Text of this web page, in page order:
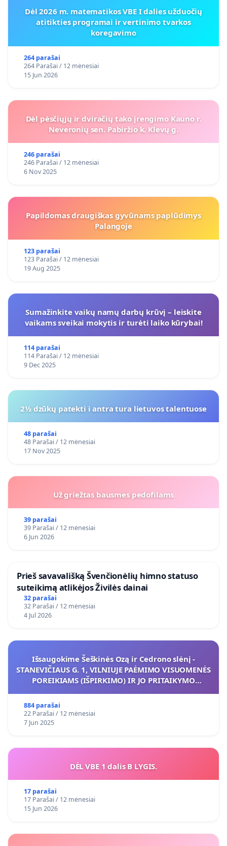
Dėl 2026 m. matematikos VBE I dalies užduočių
atitikties programai ir vertinimo tvarkos
koregavimo
264 parašai
264 Parašai / 12 mėnesiai
15 Jun 2026
Dėl pėsčiųjų ir dviračių tako įrengimo Kauno r.
Neveronių sen. Pabiržio k. Klevų g.
246 parašai
246 Parašai / 12 mėnesiai
6 Nov 2025
Papildomas draugiškas gyvūnams paplūdimys
Palangoje
123 parašai
123 Parašai / 12 mėnesiai
19 Aug 2025
Sumažinkite vaikų namų darbų krūvį – leiskite
vaikams sveikai mokytis ir turėti laiko kūrybai!
114 parašai
114 Parašai / 12 mėnesiai
9 Dec 2025
2½ dzūkų patekti i antra tura lietuvos talentuose
48 parašai
48 Parašai / 12 mėnesiai
17 Nov 2025
Už griežtas bausmes pedofilams
39 parašai
39 Parašai / 12 mėnesiai
6 Jun 2026
​Prieš savavališką Švenčionėlių himno statuso
suteikimą atlikėjos Živilės dainai
32 parašai
32 Parašai / 12 mėnesiai
4 Jul 2026
Išsaugokime Šeškinės Ozą ir Cedrono slėnį -
STANEVIČIAUS G. 1, VILNIUJE PAĖMIMO VISUOMENĖS
POREIKIAMS (IŠPIRKIMO) IR JO PRITAIKYMO
884 parašai
22 Parašai / 12 mėnesiai
7 Jun 2025
DĖL VBE 1 dalis B LYGIS.
17 parašai
17 Parašai / 12 mėnesiai
15 Jun 2026